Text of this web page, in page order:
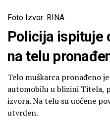
Foto Izvor: RINA
Policija ispituje
na telu
Telo muškarca pronađeno
automobilu u blizini Titela,
izvora. Na telu su uočene
utvrđen.